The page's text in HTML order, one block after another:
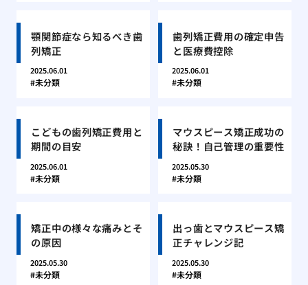
顎関節症なら知るべき歯
列矯正
2025.06.01
未分類
歯列矯正費用の確定申告
と医療費控除
2025.06.01
未分類
こどもの歯列矯正費用と
期間の目安
2025.06.01
未分類
マウスピース矯正成功の
秘訣！自己管理の重要性
2025.05.30
未分類
矯正中の様々な痛みとそ
の原因
2025.05.30
未分類
出っ歯とマウスピース矯
正チャレンジ記
2025.05.30
未分類